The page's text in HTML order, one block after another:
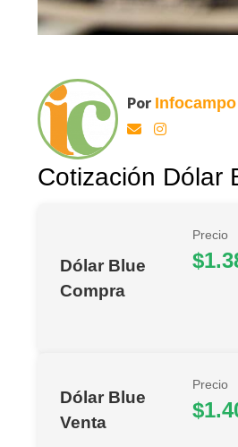
Por Infocampo
Cotización Dólar
Dólar Blue
Compra
Precio
Dólar Blue
Venta
Precio